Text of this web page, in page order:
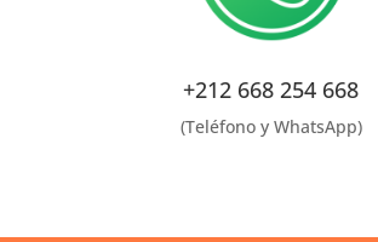
+212 668 254 668
(Teléfono y WhatsApp)